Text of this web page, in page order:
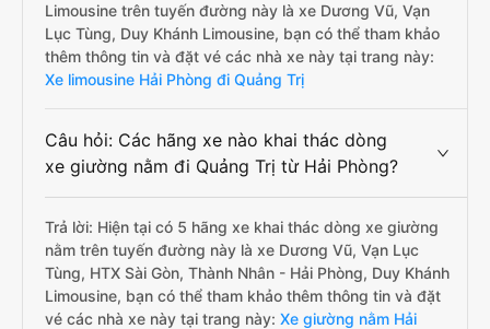
Limousine trên tuyến đường này là xe Dương Vũ, Vạn
Lục Tùng, Duy Khánh Limousine, bạn có thể tham khảo
thêm thông tin và đặt vé các nhà xe này tại trang này:
Xe limousine Hải Phòng đi Quảng Trị
Câu hỏi: Các hãng xe nào khai thác dòng
xe giường nằm đi Quảng Trị từ Hải Phòng?
Trả lời: Hiện tại có 5 hãng xe khai thác dòng xe giường
nằm trên tuyến đường này là xe Dương Vũ, Vạn Lục
Tùng, HTX Sài Gòn, Thành Nhân - Hải Phòng, Duy Khánh
Limousine, bạn có thể tham khảo thêm thông tin và đặt
vé các nhà xe này tại trang này: Xe giường nằm Hải